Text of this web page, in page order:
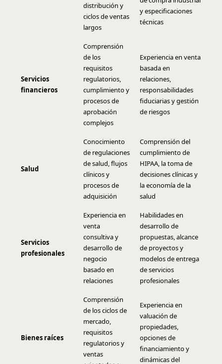
distribución y
ciclos de ventas
largos
y especificaciones
técnicas
Servicios
financieros
Comprensión
de los
requisitos
regulatorios,
cumplimiento y
procesos de
aprobación
complejos
Experiencia en venta
basada en
relaciones,
responsabilidades
fiduciarias y gestión
de riesgos
Salud
Conocimiento
de regulaciones
de salud, flujos
clínicos y
procesos de
adquisición
Comprensión del
cumplimiento de
HIPAA, la toma de
decisiones clínicas y
la economía de la
salud
Servicios
profesionales
Experiencia en
venta
consultiva y
desarrollo de
negocio
basado en
relaciones
Habilidades en
desarrollo de
propuestas, alcance
de proyectos y
modelos de entrega
de servicios
profesionales
Bienes raíces
Comprensión
de los ciclos de
mercado,
requisitos
regulatorios y
ventas
Experiencia en
valuación de
propiedades,
opciones de
financiamiento y
dinámicas del